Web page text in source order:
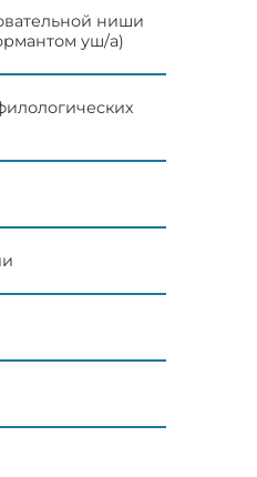
ниши
уш/а)